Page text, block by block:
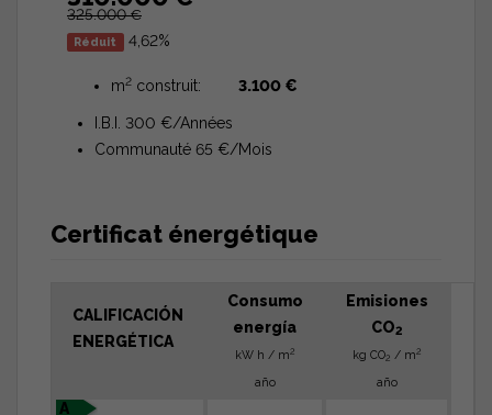
325.000 €
Réduit 4,62%
m2 construit: 3.100 €
I.B.I. 300 €/Années
Communauté 65 €/Mois
Certificat énergétique
CALIFICACIÓN
ENERGÉTICA
Consumo
energía
kW h / m2
año
Emisiones
CO2
kg CO2 / m2
año
A